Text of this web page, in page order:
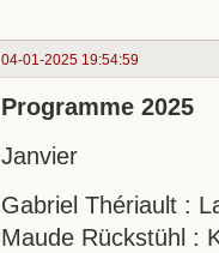
04-01-2025 19:54:59
Programme 2025
Janvier
Gabriel Thériault :
Maude Rückstühl :